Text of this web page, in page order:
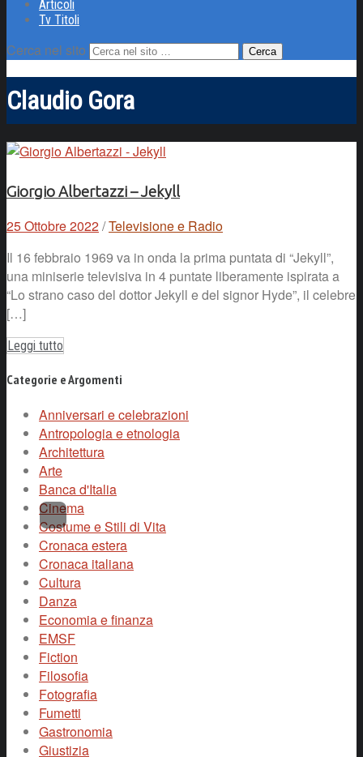
Articoli
Tv Titoli
Cerca nel sito
Claudio Gora
Giorgio Albertazzi – Jekyll
25 Ottobre 2022/Televisione e Radio
Il 16 febbraio 1969 va in onda la prima puntata di “Jekyll”,
una miniserie televisiva in 4 puntate liberamente ispirata a
“Lo strano caso del dottor Jekyll e del signor Hyde”, il celebre
[…]
Leggi tutto
Categorie e Argomenti
Anniversari e celebrazioni
Antropologia e etnologia
Architettura
Arte
Banca d'Italia
Cinema
Costume e Stili di Vita
Cronaca estera
Cronaca italiana
Cultura
Danza
Economia e finanza
EMSF
Fiction
Filosofia
Fotografia
Fumetti
Gastronomia
Giustizia